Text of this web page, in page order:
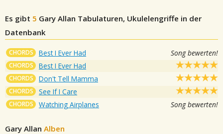
Es gibt 5 Gary Allan Tabulaturen, Ukulelengriffe in der
Datenbank
CHORDS Best I Ever Had Song bewerten!
CHORDS Best I Ever Had
CHORDS Don't Tell Mamma
CHORDS See If I Care
CHORDS Watching Airplanes Song bewerten!
Gary Allan Alben